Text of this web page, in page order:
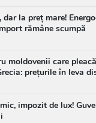
dar la preț mare!
rămâne scumpă
moldovenii care
prețurile în leva
impozit de lux!